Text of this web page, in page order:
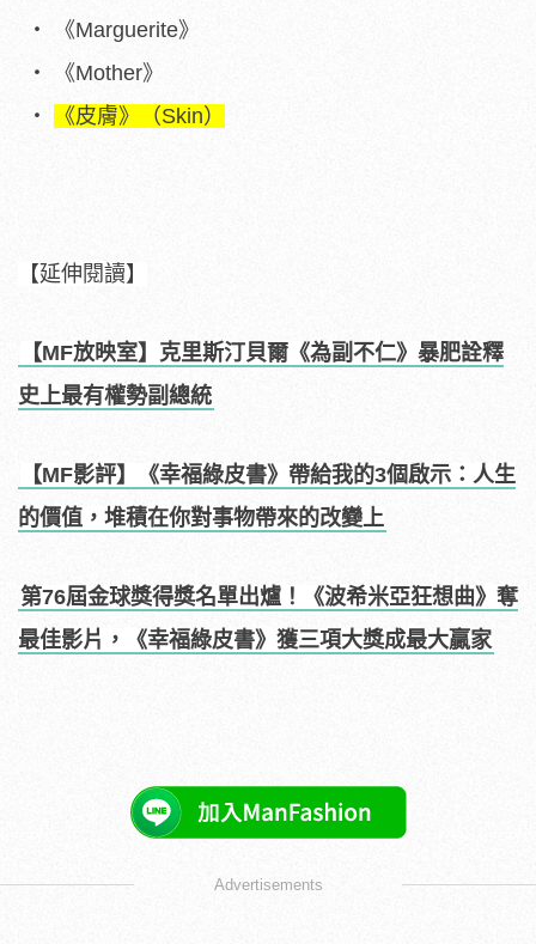
《Marguerite》
《Mother》
《皮膚》（Skin）
【延伸閱讀】
【MF放映室】克里斯汀貝爾《為副不仁》暴肥詮釋
史上最有權勢副總統
【MF影評】《幸福綠皮書》帶給我的3個啟示：人生
的價值，堆積在你對事物帶來的改變上
第76屆金球獎得獎名單出爐！《波希米亞狂想曲》奪
最佳影片，《幸福綠皮書》獲三項大獎成最大贏家
Advertisements